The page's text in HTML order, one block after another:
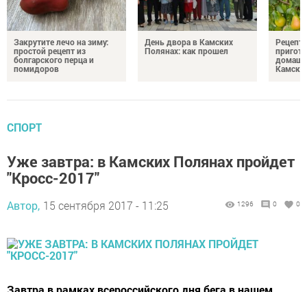
Закрутите лечо на зиму:
простой рецепт из
болгарского перца и
помидоров
День двора в Камских
Полянах: как прошел
СПОРТ
Уже завтра: в Камских Полянах пройдет
"Кросс-2017"
Автор, 15 сентября 2017 - 11:25 1296 0 0